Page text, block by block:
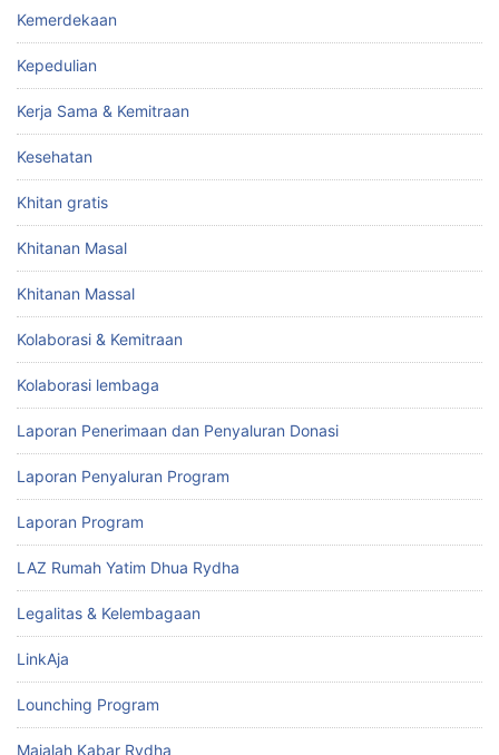
Kemerdekaan
Kepedulian
Kerja Sama & Kemitraan
Kesehatan
Khitan gratis
Khitanan Masal
Khitanan Massal
Kolaborasi & Kemitraan
Kolaborasi lembaga
Laporan Penerimaan dan Penyaluran Donasi
Laporan Penyaluran Program
Laporan Program
LAZ Rumah Yatim Dhua Rydha
Legalitas & Kelembagaan
LinkAja
Lounching Program
Majalah Kabar Rydha